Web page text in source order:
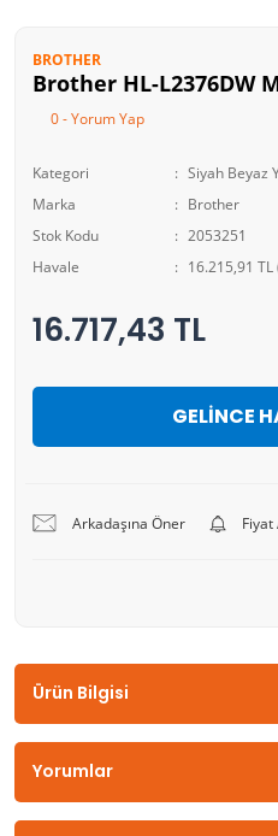
BROTHER
Brother HL-L2376DW
0 - Yorum Yap
Kategori
Siyah Beyaz
Marka
Brother
Stok Kodu
2053251
Havale
16.215,91
16.717,43 TL
GELİNCE
Arkadaşına Öner Fiyat
Ürün Bilgisi
Yorumlar